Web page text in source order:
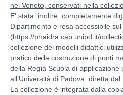
nel Veneto, conservati nella
E' stata, inoltre, completamente
Dipartimento e resa accessibile
(https://phaidra.cab.unipd.it/
collezione dei modelli didattici
pratico della costruzione di ponti
della Regia Scuola di applicazione
all’Università di Padova, diretta
La collezione è integrata dalla